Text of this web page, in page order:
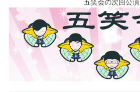
五笑会の次回公演